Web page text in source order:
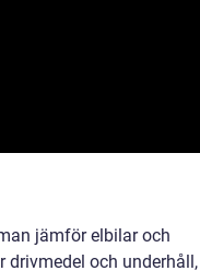
jämför elbilar och
och